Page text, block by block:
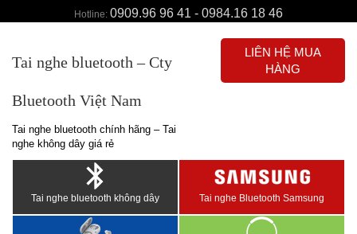
Hotline: 0909.96 96 41 - 0984.16 18 46
Tai nghe bluetooth – Cty
Bluetooth Việt Nam
Tai nghe bluetooth chính hãng – Tai
nghe không dây giá rẻ
LIÊN HỆ MUA
HÀNG
Tai nghe bluetooth không dây Tai nghe Bluetooth Samsung